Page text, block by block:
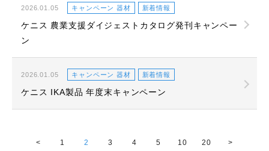
2026.01.05 キャンペーン 器材 新着情報
ケニス 農業支援ダイジェストカタログ発刊キャンペー
ン
2026.01.05 キャンペーン 器材 新着情報
ケニス IKA製品 年度末キャンペーン
< 1 2 3 4 5 10 20 >